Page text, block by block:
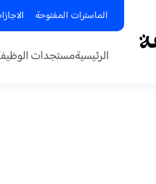
الماسترات المفتوحة
الرئيسيةمستجدات